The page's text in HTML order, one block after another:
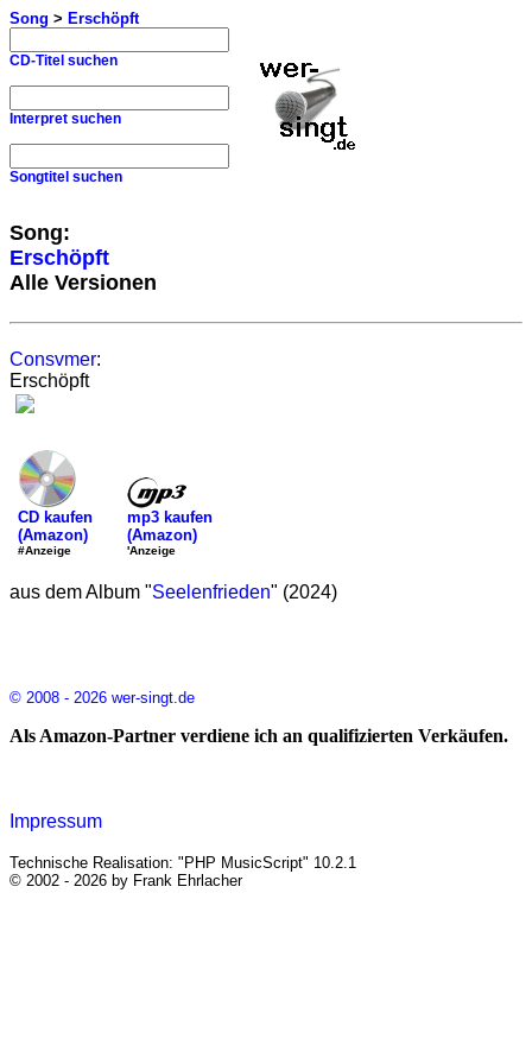
Song > Erschöpft
CD-Titel suchen
Interpret suchen
Songtitel suchen
Song:
Erschöpft
Alle Versionen
Consvmer:
Erschöpft
CD kaufen
(Amazon)
#Anzeige
mp3 kaufen
(Amazon)
'Anzeige
aus dem Album "Seelenfrieden" (2024)
© 2008 - 2026 wer-singt.de
Als Amazon-Partner verdiene ich an qualifizierten Verkäufen.
Impressum
Technische Realisation: "PHP MusicScript" 10.2.1
© 2002 - 2026 by Frank Ehrlacher